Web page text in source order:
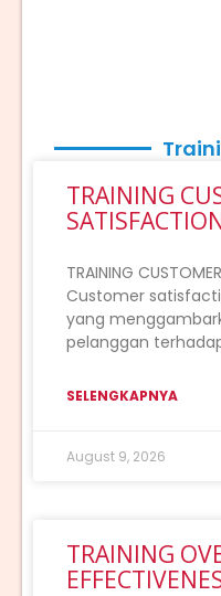
TRAINING
TRAINING
Customer
yang
pelanggan
SELENGKAPNYA
August 9, 2026
TRAINING